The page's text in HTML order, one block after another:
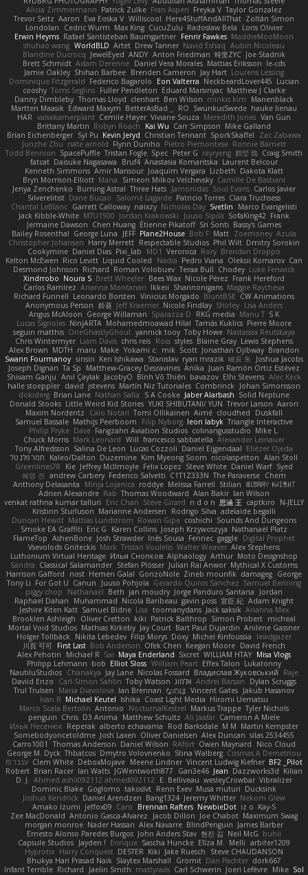
Alicia Zimmermann Patrick Zulke Fran Aspen Freyka V Taylor Gonzalez
Trevor Seitz Aaron Eva Eoska V Williscool Here4StuffAndAllThat Zoltán Simon
Londolan
Cedric Wurm Max King CucuZulu Radosław Bela
Loris Olivier
Erwin Heyms Rafael Santisteban Baumgartner Fenrir Fawkes MaddieMooMoon
shuhao wang WorldBLD Artet Drew Tanner Navid Eshaq Aubin Nicoleau
Blandine Ducrocq JewelEyed ANDY Anton Friedman 時里ZYC Joe Stadnik
Brett Schmidt Adam Derenne Daniel Vera Morales Mattias Eriksson le-cds
Jamie Oakley Shihan Barbee Brenden Cameron Jay Hart Lourens Lessing
Dominique Fitzgerald Federico Bagarolo Eon Valterra NeckbeardLover445 Lucian
cooshy Toms Seglins Fuller Pendleton Eduard Marsinyac Matthew J Clarke
Danny Dimbleby Thomas Lloyd clenhart Ben Wilson minkis kim
Manenblack
Martten Maasik Edward Maxym BetterAsBad _ RO SwunkusSwede hauke lienau
HAR valsekamerplant Cemile Høyer Viviane Souza Meredith Jones Van Gun
Brittany Martin Robyn Roach Kai Wu Carr Simpson Mike Galland
Brian Eichenberger Syl Pu Kevin Jeryd Christian Tennant SporkSkaffel
Zac Zabawa
Junzhe Zhu nate arnold Flynn Duniho Pietro Piemontese Ronnie Barnett
Todd Bennion SpacePuffle Tristan Fogle Spec Peter G rayryeng 鸝瑩 魏 Craig Smith
fatcat Daisuke Nagasawa Bruf4 Anastasia Komaritska Laurent Belcour
Kenneth Simmons Amir Mansour Joaquim Vergara Lizbeth Dakota Klatt
Bryn Morrison-Elliott Mana Simeon Milkov Velchevsky Camille De Bastiani
Jenya Zenchenko Burning Astral Three Hats Jamonidas Soul Evans Carlos Javier
Silverelitist Dane Bucao Salomé Lagarde Patricio Torres Clara Truchsess
Chantal LeBlanc Garrett Calloway nøixzy Nicholas Day Svetlin
Marco Evangelisti
Jack Kibble-White MTU1500 Jordan Krakowski Juuso Sipilä SofaKing42 Frank
Jermaine Dawson Chen Huang Étienne Pikatoff Sri Sonti Bassy's Games
Bailey Rosenthal George Luna JEFF Plane2House Bob F Matt Zoemoney Azula
Christopher Johansen Harry Merrett Respectable Studios Phil Wilt Dmitry Sorokin
Cookymine Daniel Dias Pixi_lab MD1 Veronica Rory Brendan Droppo
Kelton McEwen Rico Levitt Liquid Cooled Nadia Pedro Viana Oleksii Komarov Can
Desmond Johnson Richard Roman Volobuev Teraa Bull Chodey Luke Fenwick
Xindrrobo Noura S Brett Wheeler Bees Wax Nicole Pérez Frank Hereford
Carlos Ramírez Arianna Montanari Ikkeii Shannonigans Maggie Raycheva
Richard Funnell Leonardo Borsten Vinicius Morgado BluntBSE CW Animations
Anonymous Person 鈴葵 Jeff Kraemer Nicole Findlay Shirley Lisa Anders
Angus McAloon George Willaman Sparazza D RKG media Manu T S K
Lucas Signoles NinjARTA Mohamedmoawad Hilal Tamás Kuklics Pierre Moore
seguin matthis OneGhastlyGhoul yannick tooy Toby Howe Nastassia Reutskaya
Chris Wintermyer Liam Davis chris reis Ross styles Blaine Gray Lewis Stephens
Alex Brown MDTH maru Make Yokami c: mik Scott Jonathan Ojibway Brandon
Swann Fourmanoy sinsin Ken Ishikawa Stanislav ryan mrazik 峻辰 朱
Joshua Jacobs
Joseph Dignan Ta Sp Matthew-Gracey Desravines Anika Juan Ramón Ortiz Estévez
Shivam Ganju Anıl Çaylak JacobyO Bình Võ Thiên bavazov Elhi Stevens Alec Keck
halle stoeppler david jstevens Martín Niz Tutoriales Combrinck Johan Simonsson
dokiderg Brian Lane Nathan Salla S A Cooke Jaber Alarbash Solid Neptune
Donald Stooks Little Weird Kid Stories YUKI SHIBUTANI/ YUN Trevor Larson Aaron
Maxim Nordentz
Caio Notari Tomi Ollikainen Aimé cloudhed
Duskfall
Samuel Bassale Mathijs Peerboom Filip Nyborg leon labyk Triangle Interactive
Philip Pryke Dave Fangzahn Aviation Studios colinangusstudio Mike L.
Chuck Morris Mark Leonard Will francesco sabbatella Alexander Leinauer
Tony Alfredsson Salina De Leon Lucas Cozzoli Daniel Eijgendaal Eliézer Ojeda
תמר פלג טל
Kaleo/Dalton Duzemine Kim Myeong Soom nicolaspetton Alan Stoll
Greenlines78
Kie Jeffrey McIlmoyle Felix Lopez Steve White Daniel Warf Syed
혜영 전 andrew Carbery Federico Salvetti C1T1Z333N The Paraverse Chem
Anthony Delasanta
Minja Lojanica roddye Melissa Farrell Stilian ꌃ꒒ꀎꋪꋪꌩ ꀘꈤꀤꁅꃅ꓄
Adrien Alexandre Rab Thomas Woodward Alan Bakir Ian Wilson
venkat rathna kumar talluri
Eric Chan Steve Girard n d o n 思涵 王 captkiro
N-JELLY
Kristinn Sturluson Marianne Andersen Rodrigo Silva adelaide begalli
Duncan Hewitt Mattias Lundstrom Rowan Gipe coshichi Sounds And Dungeons
Smoke EA Graffiti Eric G Karen Collins Joseph Krzywoszyja Nathanaël Platz
FlameTop AshenBone Josh Strawder Inês Sousa Fennec gaggle Digital Prophet
Vsevolods Gniteckis Mark Tristan Voulelis Walter Weaver Alex Stephens
Luthonium Virtual Heritage Илья Снопков Alphaology Arthur Moto Designshop
Sandra Classical Salamander Stefan Plösser Julian Rai Anwor Mythical X Customs
Harrison Gafford
nost Hemen Galal GonzoNole Zineb mounfik damageg George
Tony Li For Got U Canun Juuso Pohjola Gerardo Quiros Sanchez Samuel Benning
piggy chop
Nathanaël Beth jan moudry Jorge Panduro Santana
Jordan
Raphael Dahan
Muhammad Nicola Baribeau gavin poss 宣臣 紀 Adam Knight
Jeshire Kiten Katt Samuel Bidne Lisa toomanydans Jack saksik Arianna Mex
Brooklen Ashleigh
Oliver Cretton kiki Patrick Balthrop Simon Probert micheal
Mortal Void Studios Mathias Kirkeby Jay Court Bart Paul Dujardin Anilene Gassner
Holger Tollbäck Nikita Lebedev Filip Morys Doxy Michel Kinfoussia
lewdgazer
川頁 可可 First Last Bob Anderson Ofek Chen Keegan Moore David French
Alex Pehotin
Michael R Sai Maya Enderland Sxcret WILLIAM HTAY Misa Vlogs
Philipp Lehmann bob Elliot Sloss William Peart Effex Talon Lukatonny
NautiluStudios Chanakya Jay Lane Nicolas Fossard Владислав Жуковський
Raje
Daviid Enzo
Carl-Simon Sahlin Toby Watson אלמוג Andrei Barsan
Dylan Scruggs
Trul Trulsen
Maria Diavolova Ian Brennan なのは Vincent Gates Jakub Hasanov
Ivan R Michael Keutel Ishika Coast Light Media Hiromi Uematsu
Marco Scala Bertolin Antonio NocturnalKestrel Markus Trappe Tyler Nichols
penguin Chris D3 Anima Matthew Schultz Ali Jaafar Cameron A Miele
Илья Несенюк Reperak alberto echavarria Rod Barksdale M M Martin Kempster
Somebodyoncetoldme Josh Laxen Oliver Danielsen Alex Duncan silas 2534455
Carro1001
Thomas Anderson Daniel Wilson RAfort Owen Maynard
Nico Cloud
George M. Dyck Thbatcos Dmytro Volovnenko Stina Walberg Cosmas A Demetriou
ענבר פז Clem White DeboxMojave Meene Lindner Vincent Ludwig Kiefner BF2 _Pilot
Robert Brian Racer Ian Watts JGWentworth877 Gan3e46 Jean Dazzworks3d Kilian
D. J. Ahmed.ashii092112 ahmed092112 E. Belliveau wesleyCrowbar Vibralizer
Dominic Blake Goglomo takoslvt Renn Exev Musa muturi Ducksink
Joshua Kendrick Daniel Arendzen Bang1324 Jeremy Whitter Nekom Glew
Amako Izumi jeffox09 Caro Brennan Rafters NewbieDot iz o Kay-S
Zee MacDonald Antonio Gasca-Alvarez Jacob Dillon Joe Chabot Maximum Swag
morgan monroe Nader Hassan Alex Navarre BlindPenguin James Barber
Ernesto Alonso Paredes Burgos John Anders Stav 현진 김 Neil McG buhii
Capsule Studios Jayden ! Enrique Sascha Huncke Elīza M. Melli arbiter1209
Hyprotix Harry Conquest DESTER Kiki Jake Ruesch
Steve CHAUDANSON
Bhukya Hari Prasad Naik Slaytex Marshall Gromit Dan Pachter dork667
Infant Terrible Richard Jaelin Smith mattyrails Carl Schwerin Joeri Lefévre Mike Sol